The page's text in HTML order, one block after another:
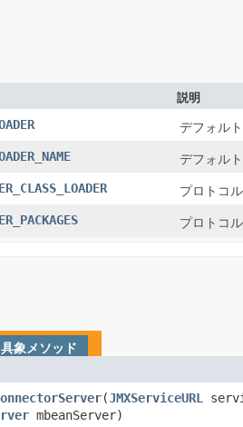
説明
デフォル
デフォル
プロトコ
プロトコ
具象メソッド
​(JMXServiceURL
mbeanServer)